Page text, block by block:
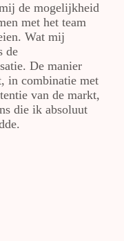
de mogelijkheid
met het team
Wat mij
de
De manier
in combinatie met
van de markt,
die ik absoluut